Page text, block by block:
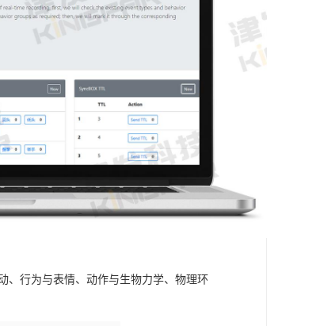
、行为与表情、动作与生物力学、物理环